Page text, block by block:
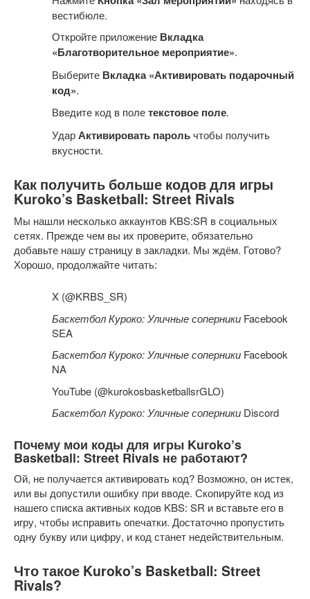
вестибюле.
Откройте приложение Вкладка
«Благотворительное мероприятие».
Выберите Вкладка «Активировать подарочный
код».
Введите код в полетекстовое поле.
УдарАктивировать пароль чтобы получить
вкусности.
Как получить больше кодов для игры
Kuroko’s Basketball: Street Rivals
Мы нашли несколько аккаунтов KBS:SR в социальных
сетях. Прежде чем вы их проверите, обязательно
добавьте нашу страницу в закладки. Мы ждём. Готово?
Хорошо, продолжайте читать:
X (@KRBS_SR)
Баскетбол Куроко: Уличные соперники Facebook
SEA
Баскетбол Куроко: Уличные соперники Facebook
NA
YouTube (@kurokosbasketballsrGLO)
Баскетбол Куроко: Уличные соперники Discord
Почему мои коды для игры Kuroko’s
Basketball: Street Rivals не работают?
Ой, не получается активировать код? Возможно, он истек,
или вы допустили ошибку при вводе. Скопируйте код из
нашего списка активных кодов KBS: SR и вставьте его в
игру, чтобы исправить опечатки. Достаточно пропустить
одну букву или цифру, и код станет недействительным.
Что такое Kuroko’s Basketball: Street
Rivals?